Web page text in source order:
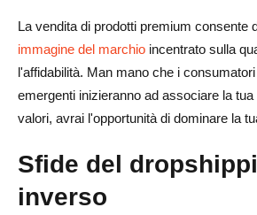
La vendita di prodotti premium consente
immagine del marchio incentrato sulla
l'affidabilità. Man mano che i
emergenti inizieranno ad associare la
valori, avrai l'opportunità di dominare la
Sfide del
inverso